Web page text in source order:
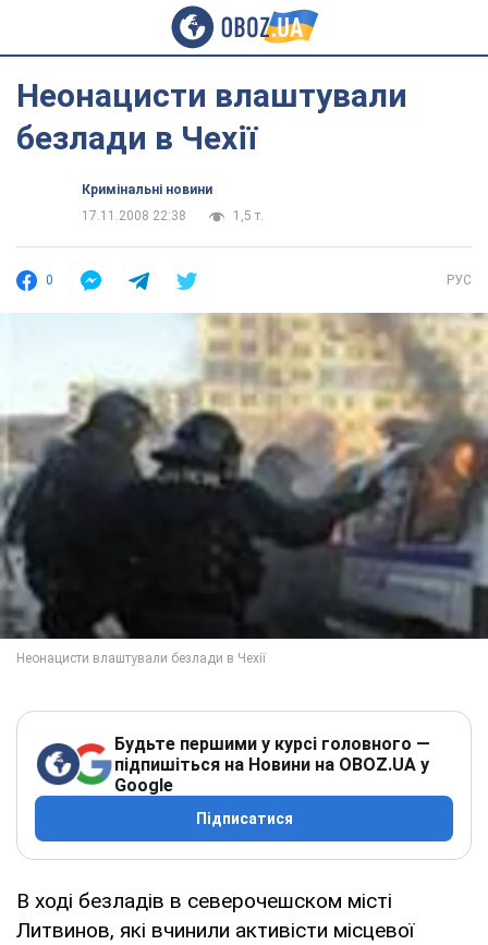
Неонацисти влаштували
безлади в Чехії
Кримінальні новини
17.11.2008 22:38
1,5 т.
0 РУС
Будьте першими у курсі головного —
підпишіться на Новини на OBOZ.UA у
Google
Підписатися
В ході безладів в северочешском місті
Литвинов, які вчинили активісти місцевої